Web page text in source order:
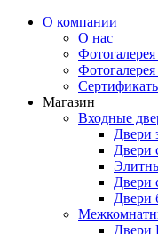
О компании
О нас
Фотогалерея
Магазин
Входные
Двери
Двери
Двери
Двери